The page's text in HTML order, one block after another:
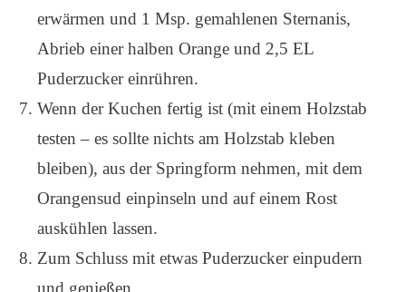
erwärmen und 1 Msp. gemahlenen Sternanis,
Abrieb einer halben Orange und 2,5 EL
Puderzucker einrühren.
Wenn der Kuchen fertig ist (mit einem Holzstab
testen – es sollte nichts am Holzstab kleben
bleiben), aus der Springform nehmen, mit dem
Orangensud einpinseln und auf einem Rost
auskühlen lassen.
Zum Schluss mit etwas Puderzucker einpudern
und genießen.